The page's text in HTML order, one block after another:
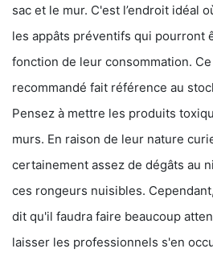
sac et le mur. C'est l’endroit idéal
les appâts préventifs qui pourront
fonction de leur consommation.
recommandé fait référence au
Pensez à mettre les produits
murs. En raison de leur nature
certainement assez de dégâts au
ces rongeurs nuisibles.
dit qu'il faudra faire beaucoup
laisser les professionnels s'en